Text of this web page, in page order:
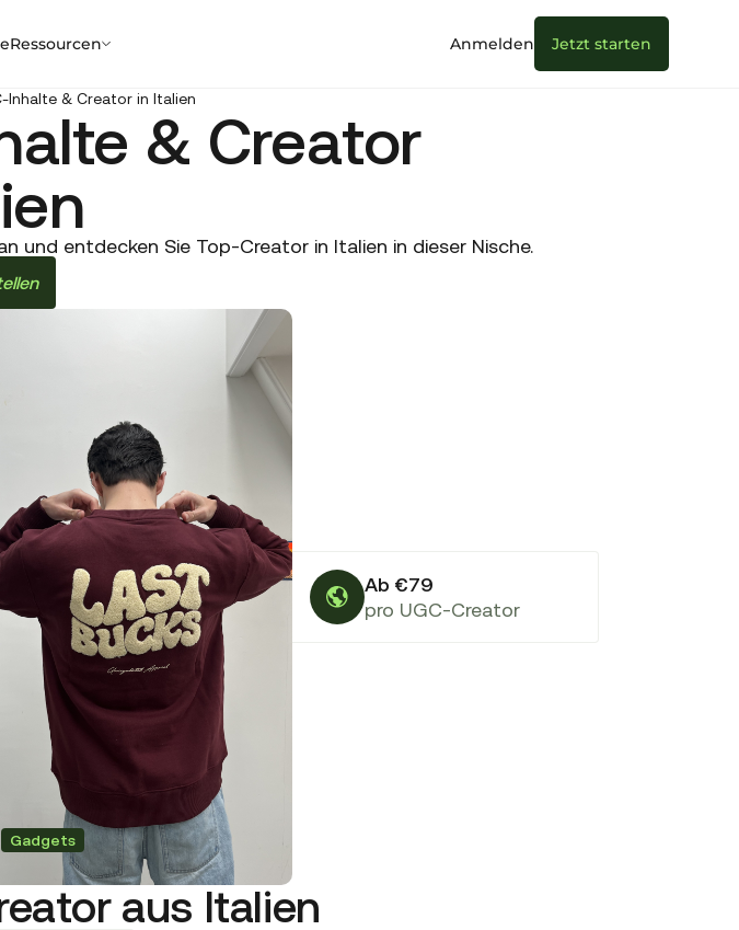
Ressourcen Anmelden Jetzt starten
Inhalte & Creator in Italien
& Creator
und entdecken Sie Top-Creator in Italien in dieser Nische.
Gadgets
Ab €79
pro UGC-Creator
aus Italien